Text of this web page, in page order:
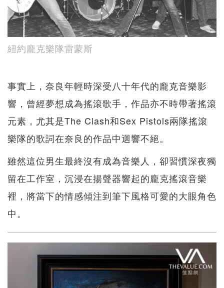
紐約龐克樂隊雷蒙斯
事實上，奈良年輕時深受八十年代的龐克音樂影
響，曾經夢想成為搖滾歌手，作品亦不時帶著搖滾
元素，尤其是The Clash和Sex Pistols兩隊搖滾
樂隊的歌詞在奈良的作品中迴響不絕。
雖然這位男生最終沒有成為音樂人，卻習慣深夜獨
留在工作室，沉浸在揚聲器響起的龐克搖滾音樂
裡，將當下的情感傾注到筆下風格可愛的大眼角色
中。